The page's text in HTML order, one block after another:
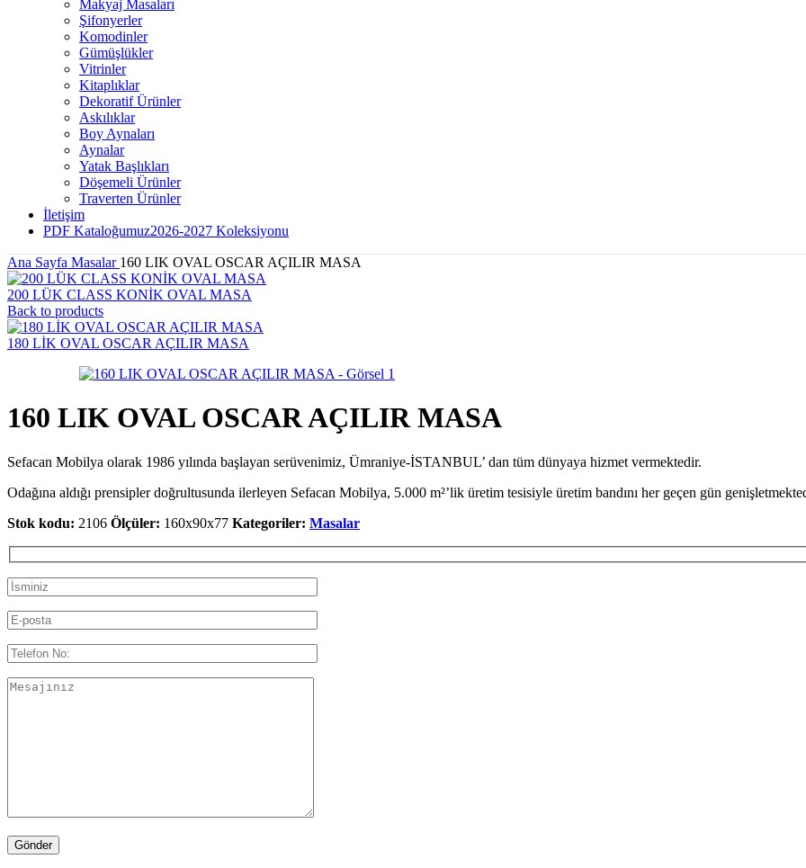
Makyaj Masaları
Şifonyerler
Komodinler
Gümüşlükler
Vitrinler
Kitaplıklar
Dekoratif Ürünler
Askılıklar
Boy Aynaları
Aynalar
Yatak Başlıkları
Döşemeli Ürünler
Traverten Ürünler
İletişim
PDF Kataloğumuz2026-2027 Koleksiyonu
Ana Sayfa Masalar 160 LIK OVAL OSCAR AÇILIR MASA
200 LÜK CLASS KONİK OVAL MASA
Back to products
180 LİK OVAL OSCAR AÇILIR MASA
160 LIK OVAL OSCAR AÇILIR MASA
Sefacan Mobilya olarak 1986 yılında başlayan serüvenimiz, Ümraniye-İSTANBUL’ dan tüm dünyaya hizmet vermektedir.
Odağına aldığı prensipler doğrultusunda ilerleyen Sefacan Mobilya, 5.000 m²’lik üretim tesisiyle üretim bandını her geçen gün
Stok kodu: 2106 Ölçüler: 160x90x77 Kategoriler: Masalar